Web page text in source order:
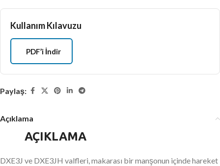
Kullanım Kılavuzu
PDF’i İndir
Paylaş:
Açıklama
AÇIKLAMA
DXE3J ve DXE3JH valfleri, makarası bir manşonun içinde hareket